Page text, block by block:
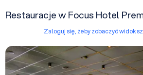
Restauracje w Focus Hotel
Zaloguj się, żeby zobaczyć widok